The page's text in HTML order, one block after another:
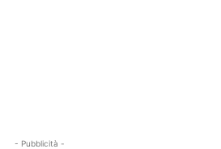
- Pubblicità -